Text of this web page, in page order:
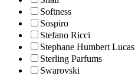
Softness
Sospiro
Stefano Ricci
Stephane Humbert Lucas
Sterling Parfums
Swarovski